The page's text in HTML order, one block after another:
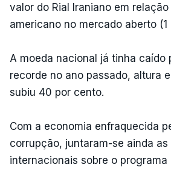
valor do Rial Iraniano em
americano no mercado aberto
A moeda nacional já tinha caído
recorde no ano passado, altura
subiu 40 por cento.
Com a economia enfraquecida
corrupção, juntaram-se ainda as
internacionais sobre o programa